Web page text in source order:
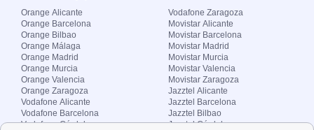
Orange Alicante
Orange Barcelona
Orange Bilbao
Orange Málaga
Orange Madrid
Orange Murcia
Orange Valencia
Orange Zaragoza
Vodafone Alicante
Vodafone Barcelona
Vodafone Córdoba
Vodafone Zaragoza
Movistar Alicante
Movistar Barcelona
Movistar Madrid
Movistar Murcia
Movistar Valencia
Movistar Zaragoza
Jazztel Alicante
Jazztel Barcelona
Jazztel Bilbao
Jazztel Córdoba